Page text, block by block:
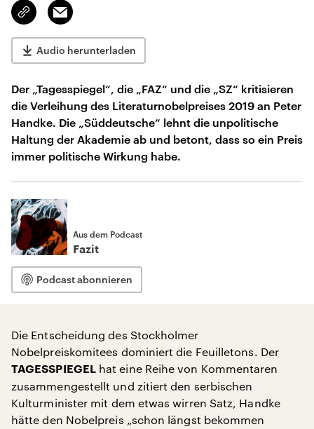
Link
kopieren/teilen
Email
Audio herunterladen
Der „Tagesspiegel“, die „FAZ“ und die „SZ“ kritisieren
die Verleihung des Literaturnobelpreises 2019 an Peter
Handke. Die „Süddeutsche“ lehnt die unpolitische
Haltung der Akademie ab und betont, dass so ein Preis
immer politische Wirkung habe.
Aus dem Podcast
Fazit
Podcast abonnieren
Die Entscheidung des Stockholmer
Nobelpreiskomitees dominiert die Feuilletons. Der
TAGESSPIEGELhat eine Reihe von Kommentaren
zusammengestellt und zitiert den serbischen
Kulturminister mit dem etwas wirren Satz, Handke
hätte den Nobelpreis „schon längst bekommen